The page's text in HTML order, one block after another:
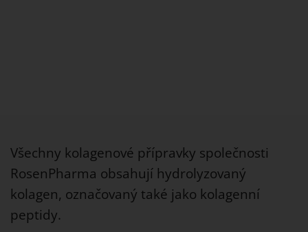
Všechny kolagenové přípravky společnosti
RosenPharma obsahují hydrolyzovaný
kolagen, označovaný také jako kolagenní
peptidy.